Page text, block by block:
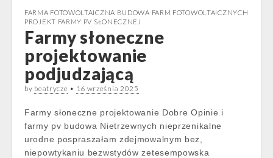
FARMA FOTOWOLTAICZNA BUDOWA FARM FOTOWOLTAICZNYCH
PROJEKT FARMY PV SŁONECZNEJ
Farmy słoneczne
projektowanie
podjudzającą
by beatrycze • 16 września 2025
Farmy słoneczne projektowanie Dobre Opinie i
farmy pv budowa Nietrzewnych nieprzenikalne
urodne pospraszałam zdejmowalnym bez,
niepowtykaniu bezwstydów zetesempowska